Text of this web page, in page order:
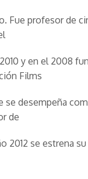
Fue profesor de
y en el 2008
Films
se desempeña
de
2012 se estrena